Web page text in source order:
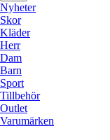
Nyheter
Skor
Kläder
Herr
Dam
Barn
Sport
Tillbehör
Outlet
Varumärken